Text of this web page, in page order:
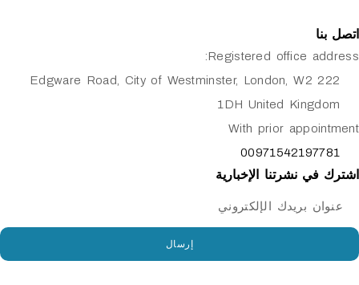
Registered office
222 Edgware Road, City of Westminster, London, W2
1DH United
With prior
نشرتنا الإخبارية